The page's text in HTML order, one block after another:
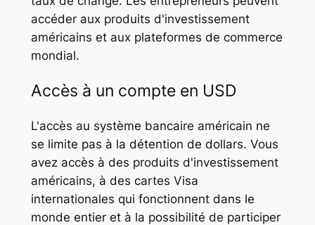
accéder aux produits d'investissement
américains et aux plateformes de commerce
mondial.
Accès à un compte en USD
L'accès au système bancaire américain ne
se limite pas à la détention de dollars. Vous
avez accès à des produits d'investissement
américains, à des cartes Visa
internationales qui fonctionnent dans le
monde entier et à la possibilité de participer